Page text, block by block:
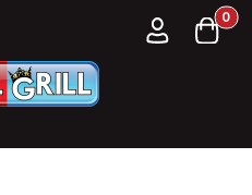
Zaloguj sięKoszyk